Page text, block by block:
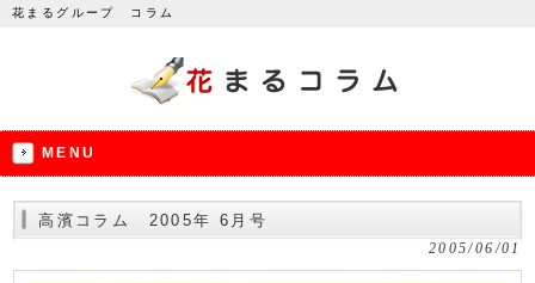
花まるグループ コラム
MENU
高濱コラム 2005年 6月号
2005/06/01